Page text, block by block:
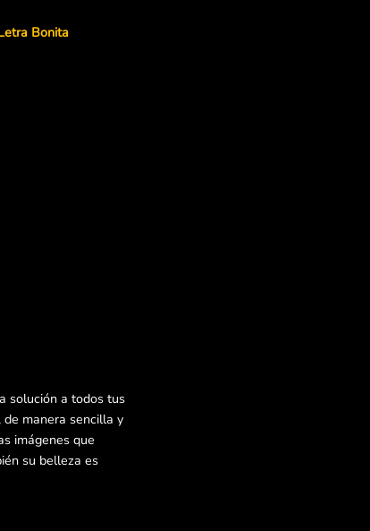
Bonita
solución a todos tus
manera sencilla y
imágenes que
su belleza es